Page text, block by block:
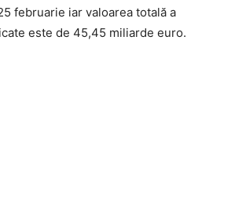
februarie iar valoarea totală a
este de 45,45 miliarde euro.